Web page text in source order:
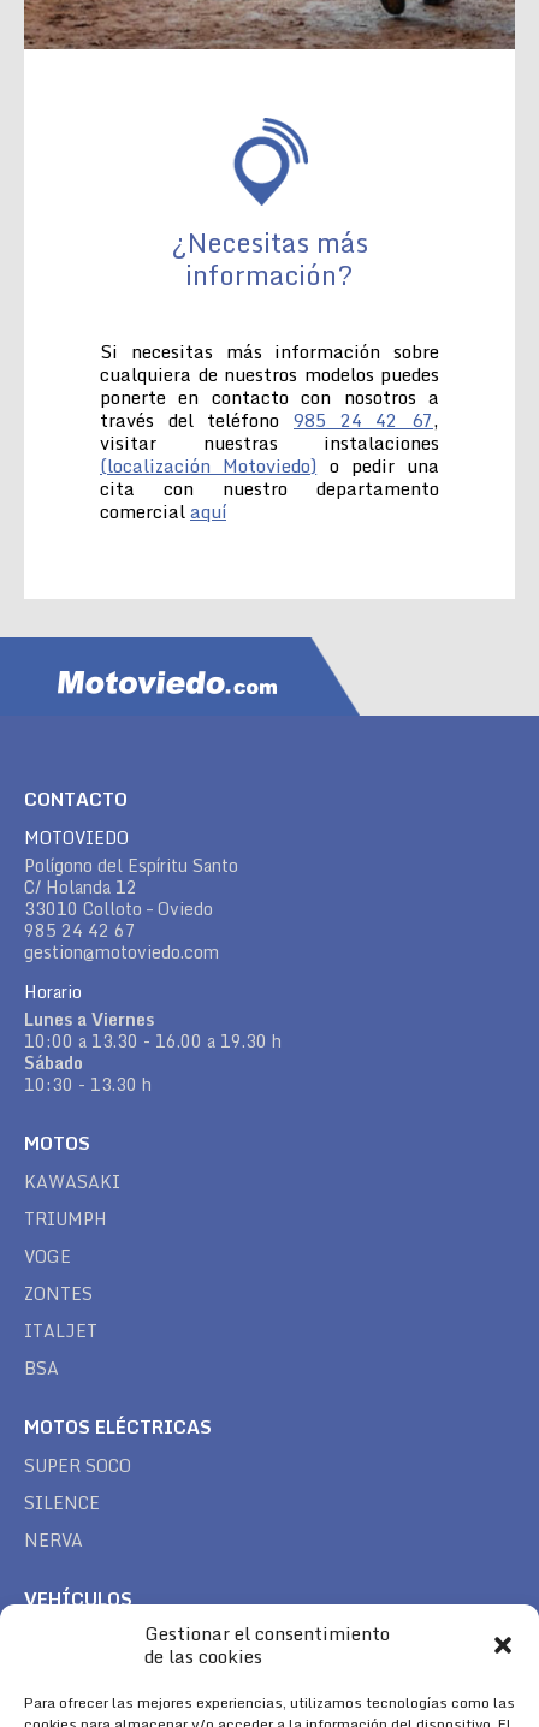
Gestionar el consentimiento
de las cookies
Para ofrecer las mejores experiencias, utilizamos tecnologías como las
¿Necesitas más
información?
Si necesitas más información sobre
cualquiera de nuestros modelos puedes
ponerte en contacto con nosotros a
través del teléfono 985 24 42 67,
visitar nuestras instalaciones
(localización Motoviedo) o pedir una
cita con nuestro departamento
comercialaquí
CONTACTO
MOTOVIEDO
Polígono del Espíritu Santo
C/ Holanda 12
33010 Colloto – Oviedo
985 24 42 67
gestion@motoviedo.com
Horario
Lunes a Viernes
10:00 a 13.30 - 16.00 a 19.30 h
Sábado
10:30 - 13.30 h
MOTOS
KAWASAKI
TRIUMPH
VOGE
ZONTES
ITALJET
BSA
MOTOS ELÉCTRICAS
SUPER SOCO
SILENCE
NERVA
VEHÍCULOS
TREK